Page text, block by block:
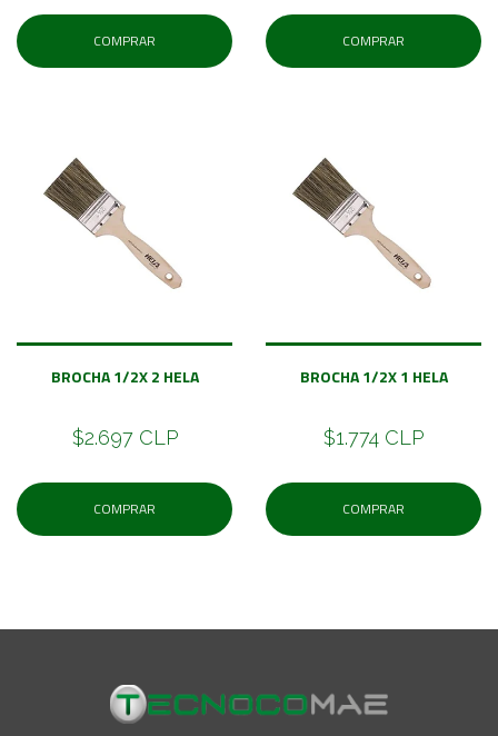
COMPRAR COMPRAR
BROCHA 1/2X 2 HELA
$2.697 CLP
COMPRAR
BROCHA 1/2X 1 HELA
$1.774 CLP
COMPRAR